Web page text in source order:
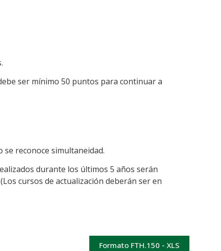
ser mínimo 50 puntos para continuar a
reconoce simultaneidad.
durante los últimos 5 años serán
cursos de actualización deberán ser en
Formato FTH.150 - XLS